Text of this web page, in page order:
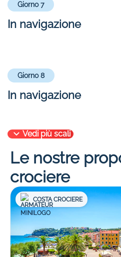
Giorno 7
In navigazione
Giorno 8
In navigazione
Vedi più scali
Le nostre
crociere
COSTA CROCIERE